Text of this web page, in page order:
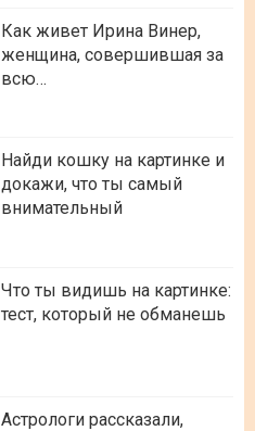
Как живет Ирина Винер,
женщина, совершившая за
всю…
Найди кошку на картинке и
докажи, что ты самый
внимательный
Что ты видишь на картинке:
тест, который не обманешь
Астрологи рассказали,